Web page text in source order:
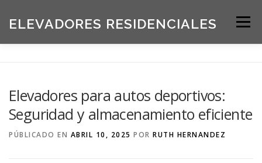
contenido
ELEVADORES RESIDENCIALES Menú
SOLICITE UNA COTIZACIÓN BLOG
Elevadores para autos deportivos:
Seguridad y almacenamiento eficiente
PÚBLICADO EN ABRIL 10, 2025 POR RUTH HERNANDEZ